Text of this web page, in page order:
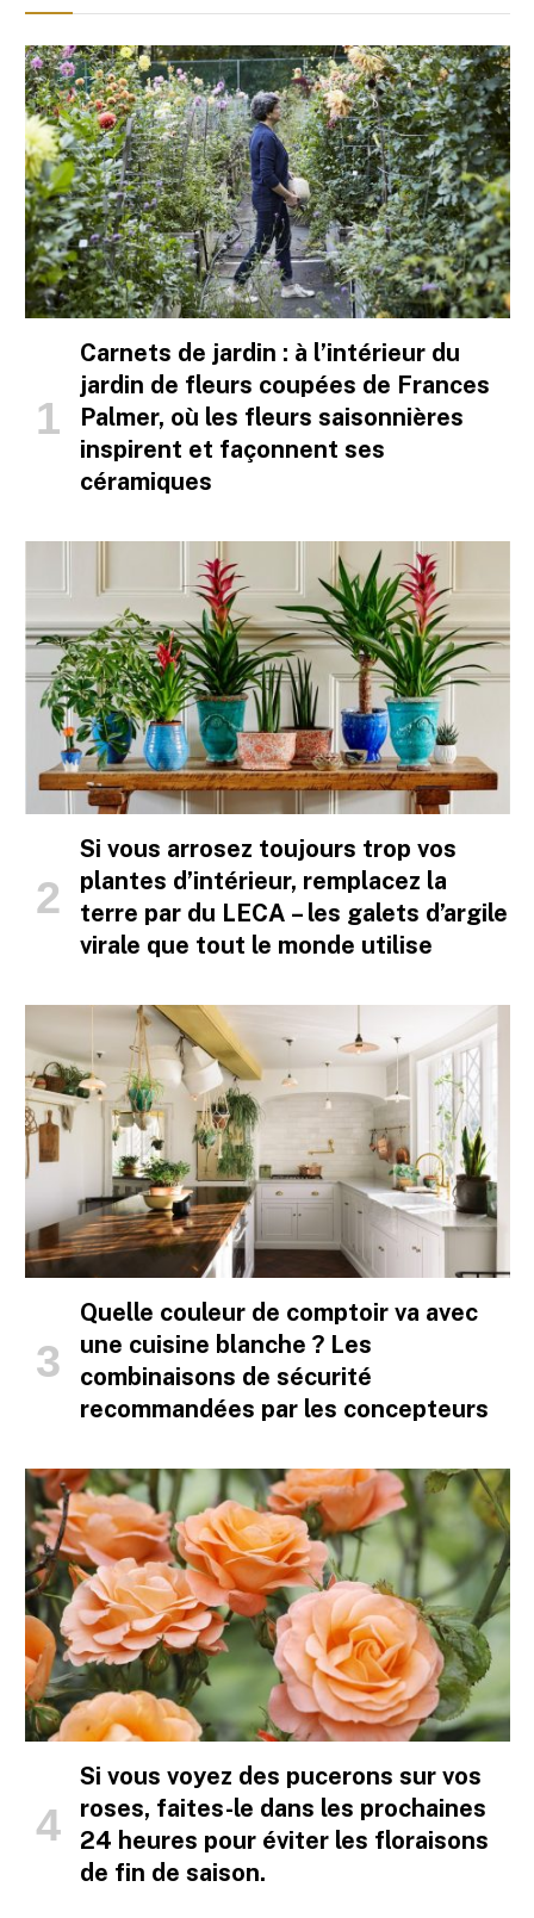
Carnets de jardin : à l’intérieur du
jardin de fleurs coupées de Frances
Palmer, où les fleurs saisonnières
inspirent et façonnent ses
céramiques
Si vous arrosez toujours trop vos
plantes d’intérieur, remplacez la
terre par du LECA – les galets d’argile
virale que tout le monde utilise
Quelle couleur de comptoir va avec
une cuisine blanche ? Les
combinaisons de sécurité
recommandées par les concepteurs
Si vous voyez des pucerons sur vos
roses, faites-le dans les prochaines
24 heures pour éviter les floraisons
de fin de saison.